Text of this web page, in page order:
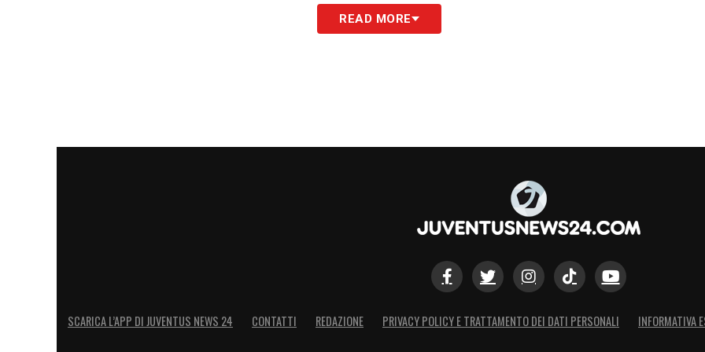
LA PLAYLIST DELLE NOSTRE TOP NEWSREAD MORE
SCARICA L’APP DI JUVENTUS NEWS 24 CONTATTI REDAZIONE PRIVACY POLICY E TRATTAMENTO DEI DATI PERSONALI INFORMATIVA